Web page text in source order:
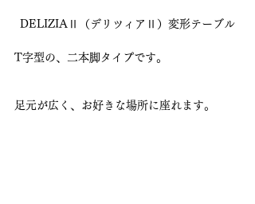
DELIZIAⅡ（デリツィアⅡ）変形テーブル
T字型の、二本脚タイプです。
足元が広く、お好きな場所に座れます。